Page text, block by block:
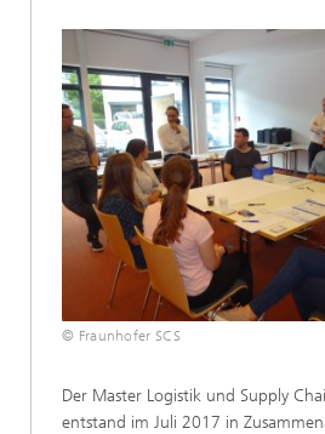
© Fraunhofer SCS
Der Master Logistik und Supply
entstand im Juli 2017 in